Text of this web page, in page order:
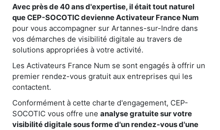
Avec près de 40 ans d'expertise, il était tout naturel
que CEP-SOCOTIC devienne Activateur France Num
pour vous accompagner sur Artannes-sur-Indre dans
vos démarches de visibilité digitale au travers de
solutions appropriées à votre activité.
Les Activateurs France Num se sont engagés à offrir un
premier rendez-vous gratuit aux entreprises qui les
contactent.
Conformément à cette charte d'engagement, CEP-
SOCOTIC vous offre une analyse gratuite sur votre
visibilité digitale sous forme d'un rendez-vous d'une